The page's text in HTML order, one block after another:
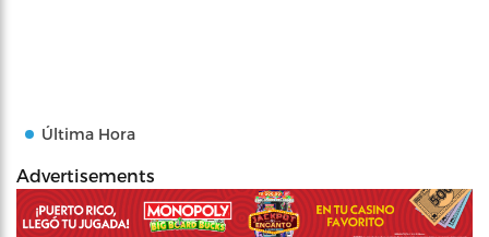
Última Hora
Advertisements